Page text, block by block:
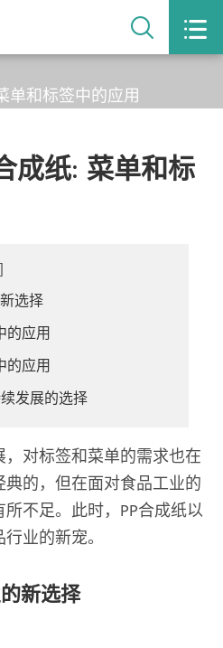
 
单和标签中的应用
成纸: 菜单和标
选择
的应用
的应用
发展的选择
对标签和菜单的需求也在
的，但在面对食品工业的
不足。此时，PP合成纸以
业的新宠。
新选择